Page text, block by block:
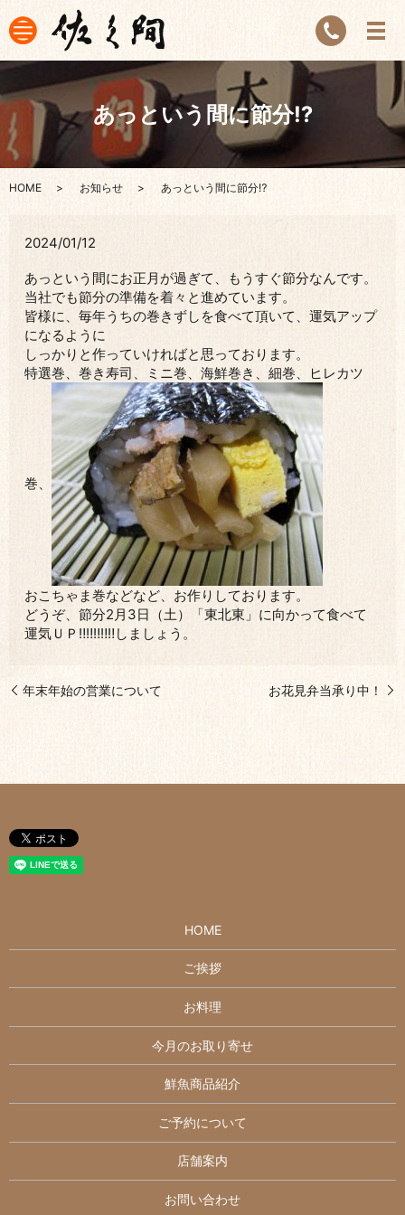
あっという間に節分⁉
HOME お知らせ あっという間に節分⁉
2024/01/12
あっという間にお正月が過ぎて、もうすぐ節分なんです。
当社でも節分の準備を着々と進めています。
皆様に、毎年うちの巻きずしを食べて頂いて、運気アップ
になるように
しっかりと作っていければと思っております。
特選巻、巻き寿司、ミニ巻、海鮮巻き、細巻、ヒレカツ
巻、
おこちゃま巻などなど、お作りしております。
どうぞ、節分2月3日（土）「東北東」に向かって食べて
運気ＵＰ‼‼‼‼‼しましょう。
年末年始の営業について お花見弁当承り中！
HOME
ご挨拶
お料理
今月のお取り寄せ
鮮魚商品紹介
ご予約について
店舗案内
お問い合わせ